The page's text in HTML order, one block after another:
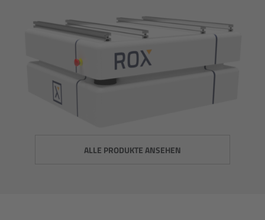
ALLE PRODUKTE ANSEHEN